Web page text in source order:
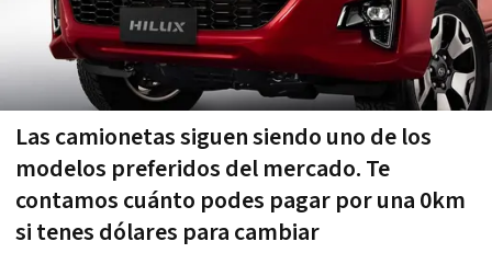
Las camionetas siguen siendo uno de los
modelos preferidos del mercado. Te
contamos cuánto podes pagar por una 0km
si tenes dólares para cambiar